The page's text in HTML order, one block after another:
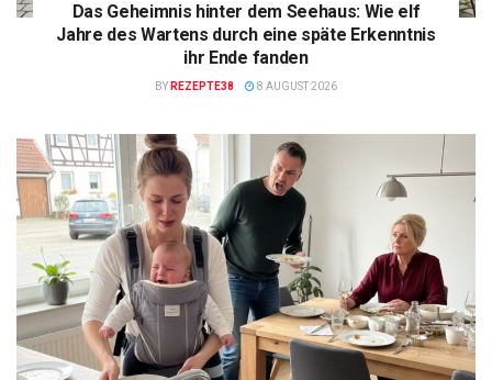
Das Geheimnis hinter dem Seehaus: Wie elf
Jahre des Wartens durch eine späte Erkenntnis
ihr Ende fanden
BY REZEPTE38 8 AUGUST 2026